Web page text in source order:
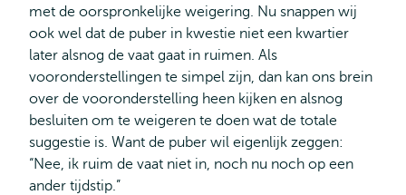
met de oorspronkelijke weigering. Nu snappen wij
ook wel dat de puber in kwestie niet een kwartier
later alsnog de vaat gaat in ruimen. Als
vooronderstellingen te simpel zijn, dan kan ons brein
over de vooronderstelling heen kijken en alsnog
besluiten om te weigeren te doen wat de totale
suggestie is. Want de puber wil eigenlijk zeggen:
“Nee, ik ruim de vaat niet in, noch nu noch op een
ander tijdstip.”